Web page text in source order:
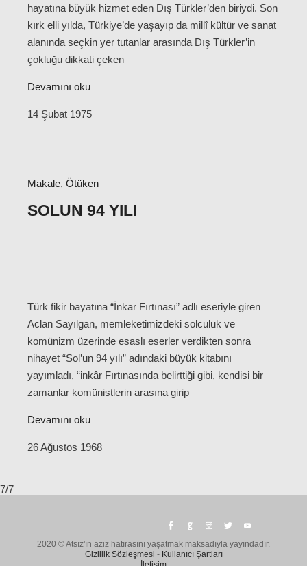
hayatına büyük hizmet eden Dış Türkler’den biriydi. Son
kırk elli yılda, Türkiye’de yaşayıp da millî kültür ve sanat
alanında seçkin yer tutanlar arasında Dış Türkler’in
çokluğu dikkati çeken
Devamını oku
14 Şubat 1975
Makale, Ötüken
SOLUN 94 YILI
Türk fikir bayatına “İnkar Fırtınası” adlı eseriyle giren
Aclan Sayılgan, memleketimizdeki solculuk ve
komünizm üzerinde esaslı eserler verdikten sonra
nihayet “Sol’un 94 yılı” adındaki büyük kitabını
yayımladı, “inkâr Fırtınasında belirttiği gibi, kendisi bir
zamanlar komünistlerin arasına girip
Devamını oku
26 Ağustos 1968
7/7
2020 © Atsız'ın aziz hatırasını yaşatmak maksadıyla yayındadır.
Gizlilik Sözleşmesi - Kullanıcı Şartları